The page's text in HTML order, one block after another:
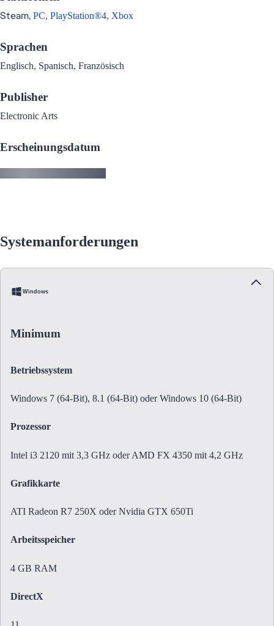
Steam, PC, PlayStation®4, Xbox
Sprachen
Englisch, Spanisch, Französisch
Publisher
Electronic Arts
Erscheinungsdatum
Systemanforderungen
Windows
Minimum
Betriebssystem
Windows 7 (64-Bit), 8.1 (64-Bit) oder Windows 10 (64-Bit)
Prozessor
Intel i3 2120 mit 3,3 GHz oder AMD FX 4350 mit 4,2 GHz
Grafikkarte
ATI Radeon R7 250X oder Nvidia GTX 650Ti
Arbeitsspeicher
4 GB RAM
DirectX